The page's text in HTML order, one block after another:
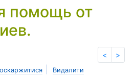
помощь от
< >
Видалити